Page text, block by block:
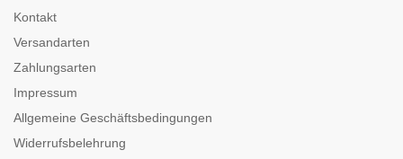
Kontakt
Versandarten
Zahlungsarten
Impressum
Allgemeine Geschäftsbedingungen
Widerrufsbelehrung